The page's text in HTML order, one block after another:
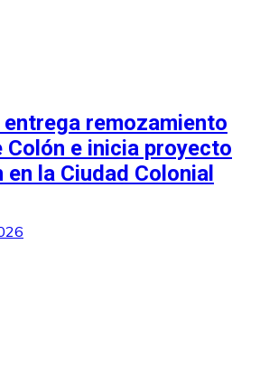
remozamiento
Colón e inicia proyecto
la Ciudad Colonial